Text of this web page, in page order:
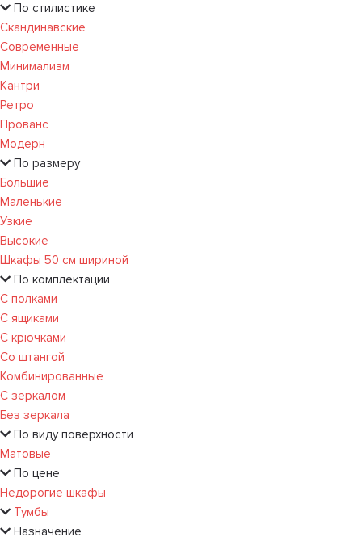
По стилистике
Скандинавские
Современные
Минимализм
Кантри
Ретро
Прованс
Модерн
По размеру
Большие
Маленькие
Узкие
Высокие
Шкафы 50 см шириной
По комплектации
С полками
С ящиками
С крючками
Со штангой
Комбинированные
С зеркалом
Без зеркала
По виду поверхности
Матовые
По цене
Недорогие шкафы
Тумбы
Назначение